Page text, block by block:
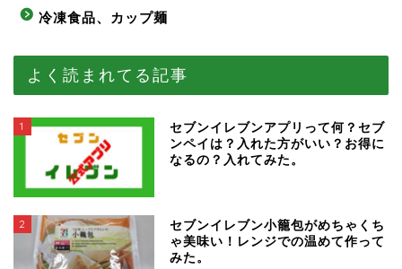
冷凍食品、カップ麺
よく読まれてる記事
1
セブンイレブンアプリって何？セブ
ンペイは？入れた方がいい？お得に
なるの？入れてみた。
2
セブンイレブン小籠包がめちゃくち
ゃ美味い！レンジでの温めて作って
みた。